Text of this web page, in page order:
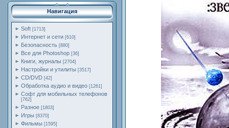
Навигация
Soft [1713]
Интернет и сети [610]
Безопасность [880]
Все для Photoshop [36]
Книги, журналы [2704]
Настройки и утилиты [3517]
CD/DVD [42]
Обработка аудио и видео [1261]
Софт для мобильных телефонов
[762]
Разное [1803]
Игры [8370]
Фильмы [1595]